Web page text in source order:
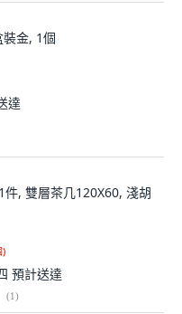
金, 1個
達
件, 雙層茶几120X60, 淺胡
)
預計送達
(1)